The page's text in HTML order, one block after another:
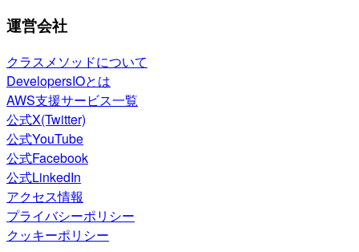
運営会社
クラスメソッドについて
DevelopersIOとは
AWS支援サービス一覧
公式X(Twitter)
公式YouTube
公式Facebook
公式LinkedIn
アクセス情報
プライバシーポリシー
クッキーポリシー